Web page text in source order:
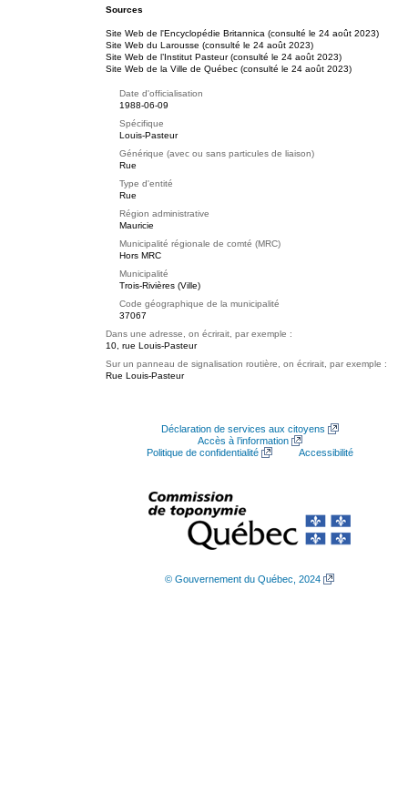
Sources
Site Web de l'Encyclopédie Britannica (consulté le 24 août 2023)
Site Web du Larousse (consulté le 24 août 2023)
Site Web de l’Institut Pasteur (consulté le 24 août 2023)
Site Web de la Ville de Québec (consulté le 24 août 2023)
Date d'officialisation
1988-06-09
Spécifique
Louis-Pasteur
Générique (avec ou sans particules de liaison)
Rue
Type d'entité
Rue
Région administrative
Mauricie
Municipalité régionale de comté (MRC)
Hors MRC
Municipalité
Trois-Rivières (Ville)
Code géographique de la municipalité
37067
Dans une adresse, on écrirait, par exemple :
10, rue Louis-Pasteur
Sur un panneau de signalisation routière, on écrirait, par exemple :
Rue Louis-Pasteur
Déclaration de services aux citoyens
Accès à l’information
Politique de confidentialité
Accessibilité
© Gouvernement du Québec, 2024